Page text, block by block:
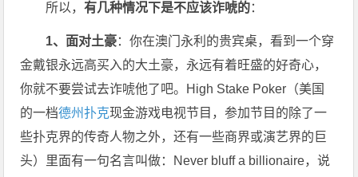
所以，有几种情况下是不应该诈唬的：
1、面对土豪：你在澳门永利的贵宾桌，看到一个穿
金戴银永远高买入的大土豪，永远有着旺盛的好奇心，
你就不要尝试去诈唬他了吧。High Stake Poker（美国
的一档德州扑克现金游戏电视节目，参加节目的除了一
些扑克界的传奇人物之外，还有一些商界或演艺界的巨
头）里面有一句名言叫做：Never bluff a billionaire，说